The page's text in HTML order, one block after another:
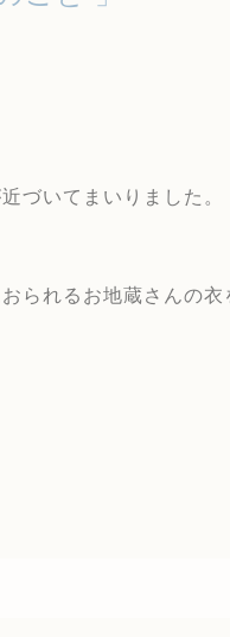
づいてまいりました。
られるお地蔵さんの衣